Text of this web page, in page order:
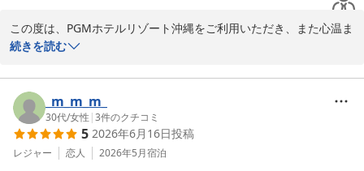
心地よいひとときをお届けできるよう、スタッフ一同より良いサー
ビスづくりに努めてまいります。
込めてお迎えいたします。
またお会いできます日を、スタッフ一同心よりお待ち申し上げてお
ります。
この度は、PGMホテルリゾート沖縄をご利用いただき、また心温ま
るご感想をお寄せいただき、誠にありがとうございます。
ゴルフ旅行のご滞在先として当ホテルをお選びいただき、お部屋や
スタッフの対応につきましてご満足いただけたとのお言葉を賜り、
大変光栄に存じます。
一方で、ナイターゴルフをご利用の際のお食事につきましては、ご
続きを読む
_m_m_m_
30代/女性 |3件のクチコミ
5 2026年6月16日投稿
レジャー 恋人 2026年5月宿泊